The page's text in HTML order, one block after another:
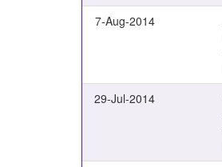
7-Aug-2014
29-Jul-2014